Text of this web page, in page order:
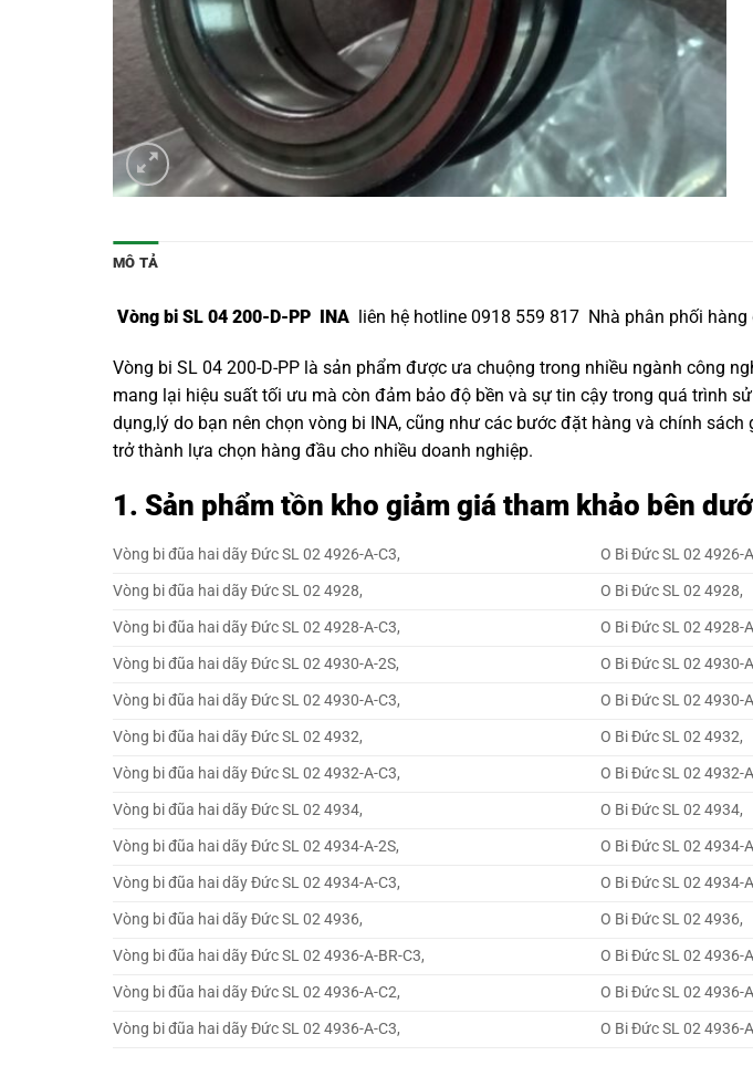
MÔ TẢ
Vòng bi SL 04 200-D-PP INA liên hệ hotline 0918 559 817 Nhà phân phối
Vòng bi SL 04 200-D-PP là sản phẩm được ưa chuộng trong nhiều ngành công
mang lại hiệu suất tối ưu mà còn đảm bảo độ bền và sự tin cậy trong quá trình
dụng,lý do bạn nên chọn vòng bi INA, cũng như các bước đặt hàng và chính
trở thành lựa chọn hàng đầu cho nhiều doanh nghiệp.
1. Sản phẩm tồn kho giảm giá tham khảo bên
Vòng bi đũa hai dãy Đức SL 02 4926-A-C3, O Bi Đức SL 02 4926-
Vòng bi đũa hai dãy Đức SL 02 4928,
O Bi Đức SL 02 4928,
Vòng bi đũa hai dãy Đức SL 02 4928-A-C3,
O Bi Đức SL 02 4928-
Vòng bi đũa hai dãy Đức SL 02 4930-A-2S,
O Bi Đức SL 02 4930-
Vòng bi đũa hai dãy Đức SL 02 4930-A-C3,
O Bi Đức SL 02 4930-
Vòng bi đũa hai dãy Đức SL 02 4932,
O Bi Đức SL 02 4932,
Vòng bi đũa hai dãy Đức SL 02 4932-A-C3,
O Bi Đức SL 02 4932-
Vòng bi đũa hai dãy Đức SL 02 4934,
O Bi Đức SL 02 4934,
Vòng bi đũa hai dãy Đức SL 02 4934-A-2S,
O Bi Đức SL 02 4934-
Vòng bi đũa hai dãy Đức SL 02 4934-A-C3,
O Bi Đức SL 02 4934-
Vòng bi đũa hai dãy Đức SL 02 4936,
O Bi Đức SL 02 4936,
Vòng bi đũa hai dãy Đức SL 02 4936-A-BR-C3,
O Bi Đức SL 02 4936-
Vòng bi đũa hai dãy Đức SL 02 4936-A-C2,
O Bi Đức SL 02 4936-
Vòng bi đũa hai dãy Đức SL 02 4936-A-C3,
O Bi Đức SL 02 4936-